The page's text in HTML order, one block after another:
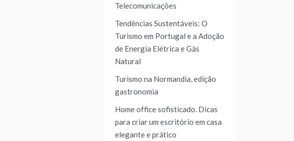
Telecomunicações
Tendências Sustentáveis: O
Turismo em Portugal e a Adoção
de Energia Elétrica e Gás
Natural
Turismo na Normandia, edição
gastronomia
Home office sofisticado. Dicas
para criar um escritório em casa
elegante e prático